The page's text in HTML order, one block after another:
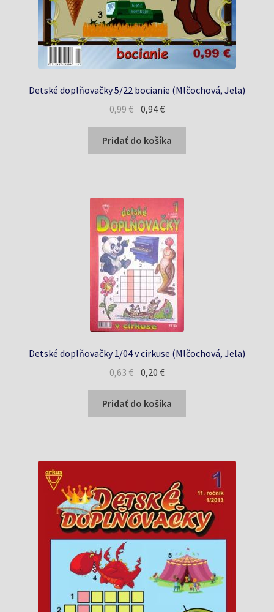
Detské doplňovačky 5/22 bocianie (Mlčochová, Jela)
0,99€ Pôvodná
bola:
0,99 €.
0,94€Aktuálna
je:
0,94 €.
Pridať do košíka
Detské doplňovačky 1/04 v cirkuse (Mlčochová, Jela)
0,63€ Pôvodná
bola:
0,63 €.
0,20€Aktuálna
je:
0,20 €.
Pridať do košíka